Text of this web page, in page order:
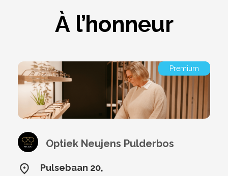
À l’honneur
Premium
Optiek Neujens Pulderbos
Pulsebaan 20,